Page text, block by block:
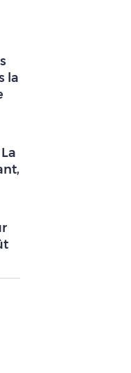
la